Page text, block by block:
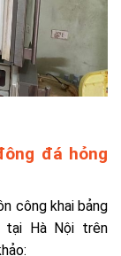
đá hỏng
công khai bảng
tại Hà Nội trên